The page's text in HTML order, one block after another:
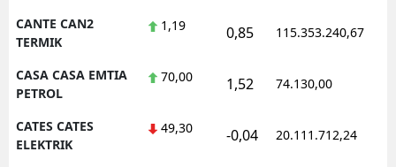
CANTE CAN2
TERMIK
1,19 0,85 115.353.240,67
CASA CASA EMTIA
PETROL
70,00 1,52 74.130,00
CATES CATES
ELEKTRIK
49,30 -0,04 20.111.712,24